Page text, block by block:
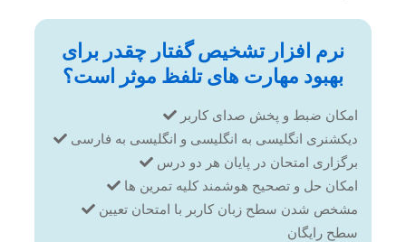
نرم افزار تشخیص گفتار چقدر برای
بهبود مهارت های تلفظ موثر است؟
امکان ضبط و پخش صدای کاربر
دیکشنری انگلیسی به انگلیسی و انگلیسی به فارسی
برگزاری امتحان در پایان هر دو درس
امکان حل و تصحیح هوشمند کلیه تمرین ها
مشخص شدن سطح زبان کاربر با امتحان تعیین
سطح رایگان